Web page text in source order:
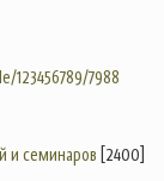
123456789/7988
и семинаров [2400]